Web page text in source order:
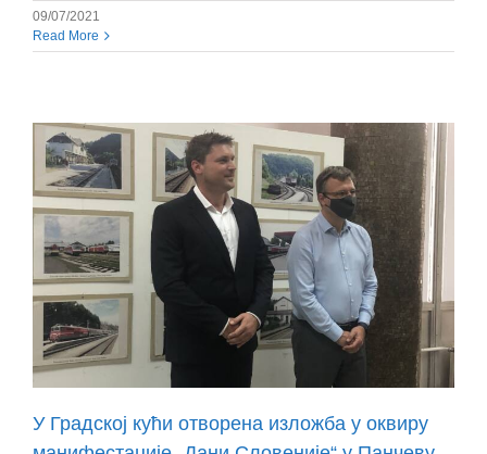
09/07/2021
Read More
У Градској кући отворена изложба у оквиру